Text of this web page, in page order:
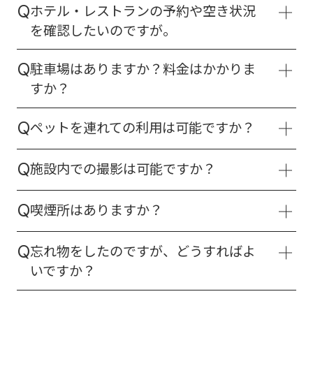
Qホテル・レストランの予約や空き状況
を確認したいのですが。
当フォームでは承っておりません。
宿泊・レストランのご予約、変更、キャンセル
につきましては、大変お手数ですが各店舗の公
式サイト、またはお電話にて直接お問い合わせ
ください。
Q駐車場はありますか？料金はかかりま
すか？
はい、ご用意しております。施設をご利用のお
客様は無料でご利用いただけます。
Qペットを連れての利用は可能ですか？
一部エリアのみ可能です。テラス席およびドッ
グランエリアはペット同伴でご利用いただけま
す。館内（ホテル・レストラン屋内）への立ち
入りはご遠慮いただいておりますのでご了承く
ださい。
※盲導犬・介助犬は全館同伴可能です。
Q施設内での撮影は可能ですか？
個人・商用でルールが異なります。
・個人の記念撮影：自由にお楽しみいただけま
す。（他のお客様へのご配慮をお願いします）
・商用・メディア取材・モデル撮影：事前の申
請と許可が必要です。下部のフォームより、企
画内容をお送りください。
Q喫煙所はありますか？
指定の喫煙スペースがございます。
「富士モータースポーツフォレストテラス」は
指定場所以外、全館禁煙となっております。
煙は所定の喫煙スペースをご利用ください。
Q忘れ物をしたのですが、どうすればよ
いですか？
フォームより詳細をお知らせください。